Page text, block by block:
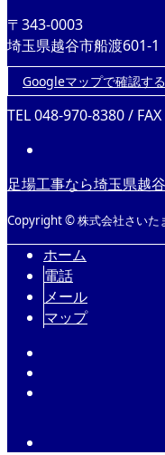
〒343-0003
埼玉県越谷市船渡601-1
Googleマップで確認する
TEL 048-970-8380 /
足場工事なら埼玉県越
Copyright © 株式会社さい
ホーム
電話
メール
マップ